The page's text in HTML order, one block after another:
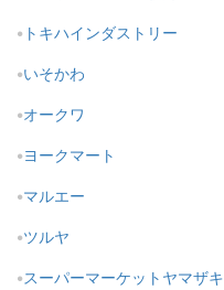
トキハインダストリー
いそかわ
オークワ
ヨークマート
マルエー
ツルヤ
スーパーマーケットヤマザキ